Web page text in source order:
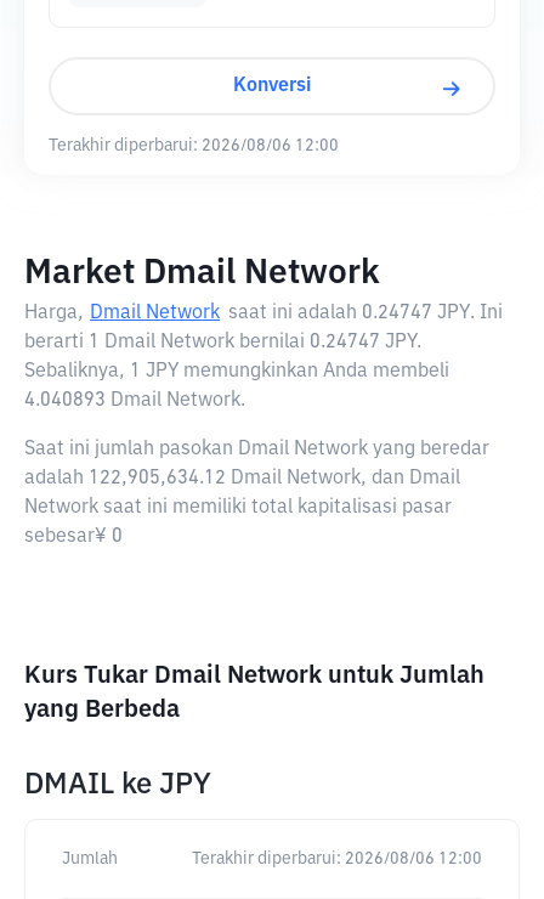
Konversi
Terakhir diperbarui: 2026/08/06 12:00
Market Dmail Network
Harga, Dmail Network saat ini adalah 0.24747 JPY. Ini
berarti 1 Dmail Network bernilai 0.24747 JPY.
Sebaliknya, 1 JPY memungkinkan Anda membeli
4.040893 Dmail Network.
Saat ini jumlah pasokan Dmail Network yang beredar
adalah 122,905,634.12 Dmail Network, dan Dmail
Network saat ini memiliki total kapitalisasi pasar
sebesar¥ 0
Kurs Tukar Dmail Network untuk Jumlah
yang Berbeda
DMAIL ke JPY
Jumlah Terakhir diperbarui: 2026/08/06 12:00